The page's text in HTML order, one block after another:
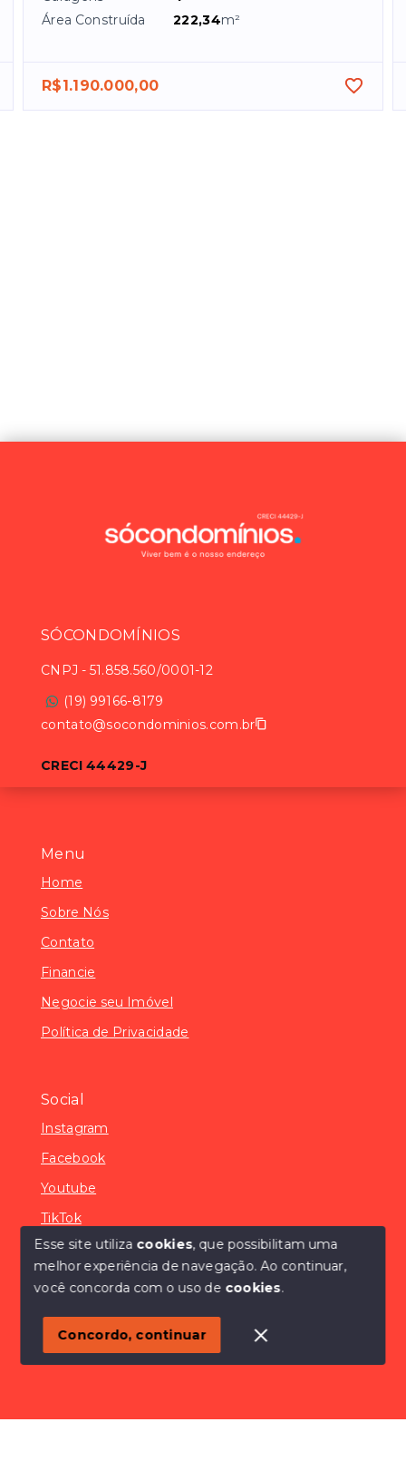
Área Construída
222,34m²
R$1.190.000,00
Menu
Home
Sobre Nós
Contato
Financie
Negocie seu Imóvel
Política de Privacidade
Social
Instagram
Facebook
Youtube
TikTok
© Copyright 2026 - SÓCONDOMÍNIOS - Todos os
SITE PARA IMOBILIARIA
SÓCONDOMÍNIOS
CNPJ - 51.858.560/0001-12
(19) 99166-8179
contato@socondominios.com.br
CRECI 44429-J
Esse site utiliza cookies, que possibilitam uma
melhor experiência de navegação.Ao continuar,
você concorda com o uso de cookies.
Concordo, continuar